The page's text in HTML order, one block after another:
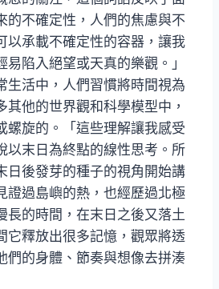
的不確定性，人們的焦慮與不
以承載不確定性的容器，讓我
陷入絕望或天真的樂觀。」
生活中，人們習慣將時間視為
其他的世界觀和科學模型中，
螺旋的。「這些理解讓我感受
以末日為終點的線性思考。所
日後發芽的種子的視角開始講
證過島嶼的熱，也經歷過北極
長的時間，在末日之後又落土
它釋放出很多記憶，觀眾將透
們的身體、節奏與想像去拼湊